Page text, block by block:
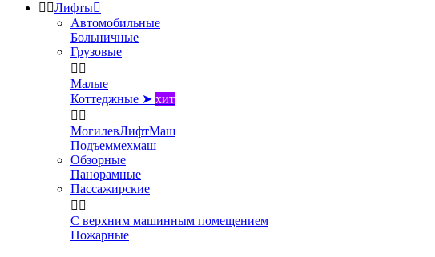
 Лифты
Автомобильные
Больничные
Грузовые
 
Малые
Коттеджные ➤ хит
 
МогилевЛифтМаш
Подъеммехмаш
Обзорные
Панорамные
Пассажирские
 
С верхним машинным помещением
Пожарные